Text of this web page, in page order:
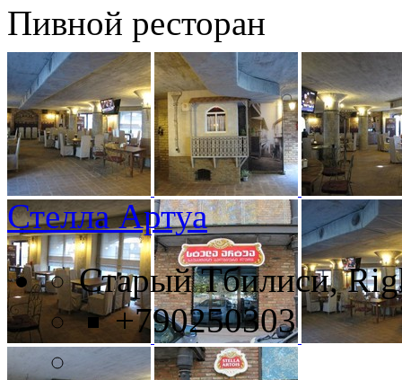
Пивной ресторан
Стелла Артуа
Старый Тбилиси,
+790250303